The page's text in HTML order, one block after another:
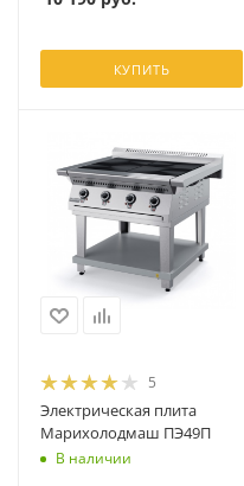
КУПИТЬ
5
Электрическая плита
Марихолодмаш ПЭ49П
В наличии